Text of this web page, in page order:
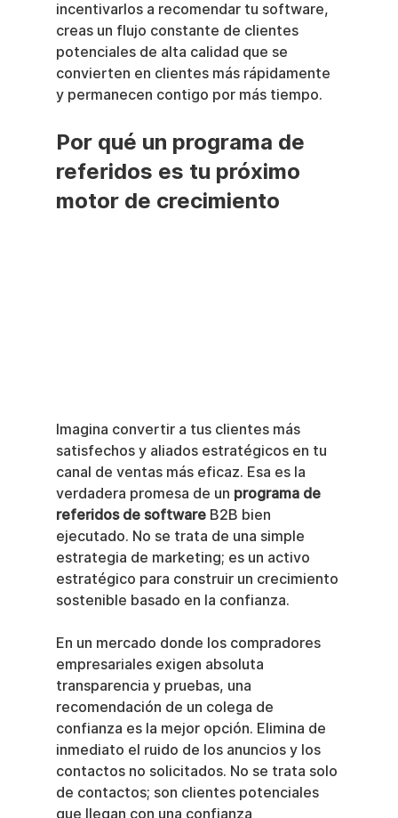
incentivarlos a recomendar tu software,
creas un flujo constante de clientes
potenciales de alta calidad que se
convierten en clientes más rápidamente
y permanecen contigo por más tiempo.
Por qué un programa de
referidos es tu próximo
motor de crecimiento
Imagina convertir a tus clientes más
satisfechos y aliados estratégicos en tu
canal de ventas más eficaz. Esa es la
verdadera promesa de un programa de
referidos de software B2B bien
ejecutado. No se trata de una simple
estrategia de marketing; es un activo
estratégico para construir un crecimiento
sostenible basado en la confianza.
En un mercado donde los compradores
empresariales exigen absoluta
transparencia y pruebas, una
recomendación de un colega de
confianza es la mejor opción. Elimina de
inmediato el ruido de los anuncios y los
contactos no solicitados. No se trata solo
de contactos; son clientes potenciales
que llegan con una confianza